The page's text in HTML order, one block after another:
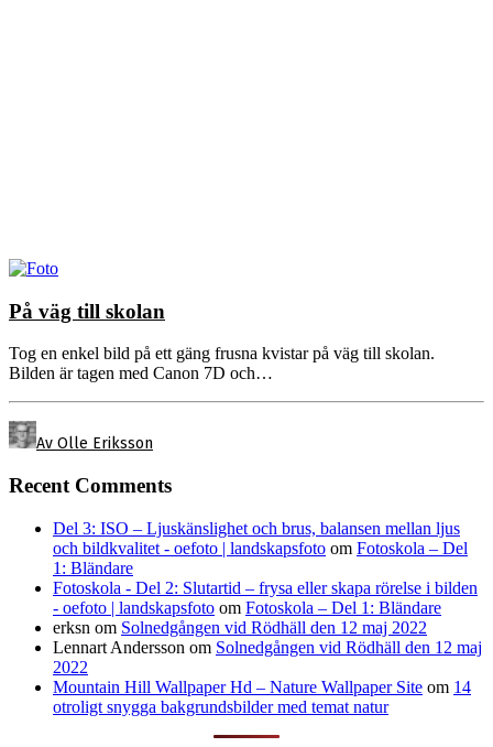
På väg till skolan
Tog en enkel bild på ett gäng frusna kvistar på väg till skolan.
Bilden är tagen med Canon 7D och…
Av Olle Eriksson
Recent Comments
Del 3: ISO – Ljuskänslighet och brus, balansen mellan ljus
och bildkvalitet - oefoto | landskapsfoto om Fotoskola – Del
1: Bländare
Fotoskola - Del 2: Slutartid – frysa eller skapa rörelse i bilden
- oefoto | landskapsfoto om Fotoskola – Del 1: Bländare
erksn om Solnedgången vid Rödhäll den 12 maj 2022
Lennart Andersson om Solnedgången vid Rödhäll den 12 maj
2022
Mountain Hill Wallpaper Hd – Nature Wallpaper Site om 14
otroligt snygga bakgrundsbilder med temat natur